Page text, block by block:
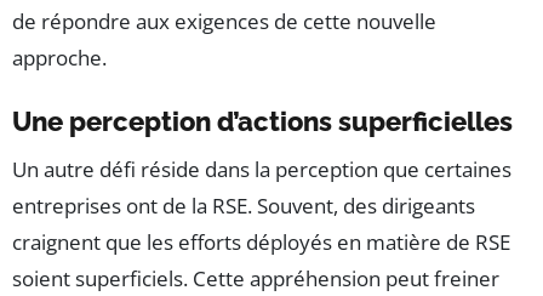
de répondre aux exigences de cette nouvelle
approche.
Une perception d’actions superficielles
Un autre défi réside dans la perception que certaines
entreprises ont de la RSE. Souvent, des dirigeants
craignent que les efforts déployés en matière de RSE
soient superficiels. Cette appréhension peut freiner